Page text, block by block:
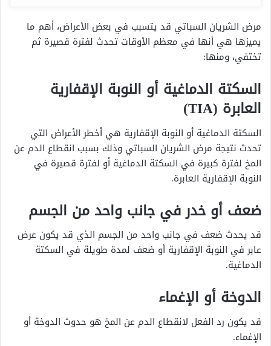
مرض الشريان السباتي قد يتسبب في بعض الأعراض، أهم ما
يميزها هي أنها في معظم الأوقات تحدث لفترة قصيرة ثم
تختفي، ومنها:
السكتة الدماغية أو النوبة الإقفارية
العابرة (TIA)
السكتة الدماغية أو النوبة الإقفارية هي أخطر الأعراض التي
تحدث نتيجة مرض الشريان السباتي وذلك بسبب انقطاع الدم عن
المخ لفترة كبيرة في السكتة الدماغية أو لفترة قصيرة في
النوبة الإقفارية العابرة.
ضعف أو خدر في جانب واحد من الجسم
قد يحدث ضعف في جانب واحد من الجسم الذي قد يكون عرض
عابر في النوبة الإقفارية أو ضعف لمدة طويلة في السكتة
الدماغية.
الدوخة أو الإغماء
قد يكون رد الفعل لانقطاع الدم عن المخ هو حدوث الدوخة أو
الإغماء.